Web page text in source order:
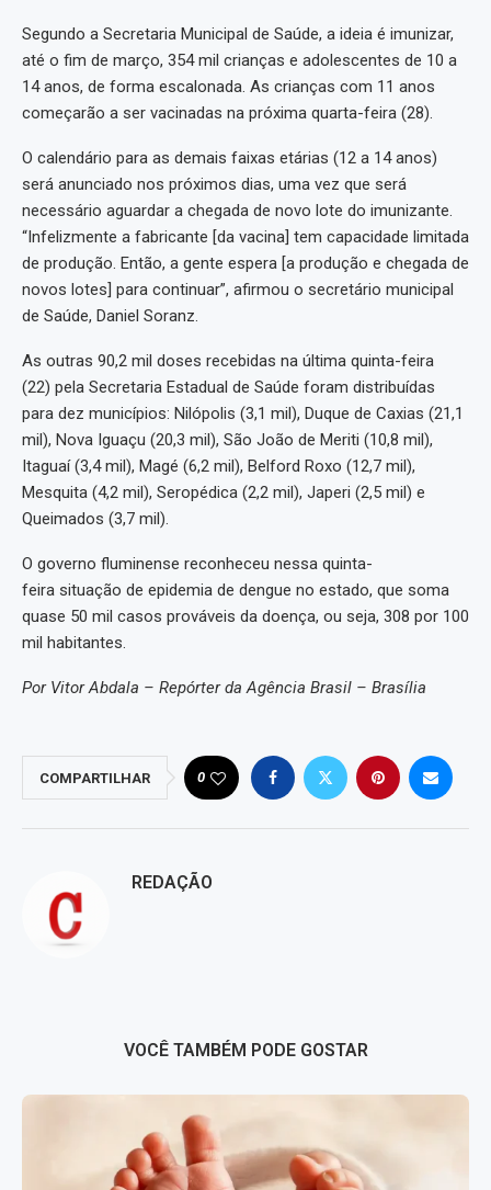
Segundo a Secretaria Municipal de Saúde, a ideia é imunizar,
até o fim de março, 354 mil crianças e adolescentes de 10 a
14 anos, de forma escalonada. As crianças com 11 anos
começarão a ser vacinadas na próxima quarta-feira (28).
O calendário para as demais faixas etárias (12 a 14 anos)
será anunciado nos próximos dias, uma vez que será
necessário aguardar a chegada de novo lote do imunizante.
“Infelizmente a fabricante [da vacina] tem capacidade limitada
de produção. Então, a gente espera [a produção e chegada de
novos lotes] para continuar”, afirmou o secretário municipal
de Saúde, Daniel Soranz.
As outras 90,2 mil doses recebidas na última quinta-feira
(22) pela Secretaria Estadual de Saúde foram distribuídas
para dez municípios: Nilópolis (3,1 mil), Duque de Caxias (21,1
mil), Nova Iguaçu (20,3 mil), São João de Meriti (10,8 mil),
Itaguaí (3,4 mil), Magé (6,2 mil), Belford Roxo (12,7 mil),
Mesquita (4,2 mil), Seropédica (2,2 mil), Japeri (2,5 mil) e
Queimados (3,7 mil).
O governo fluminense reconheceu nessa quinta-
feira situação de epidemia de dengue no estado, que soma
quase 50 mil casos prováveis da doença, ou seja, 308 por 100
mil habitantes.
Por Vitor Abdala – Repórter da Agência Brasil – Brasília
COMPARTILHAR 0
REDAÇÃO
VOCÊ TAMBÉM PODE GOSTAR